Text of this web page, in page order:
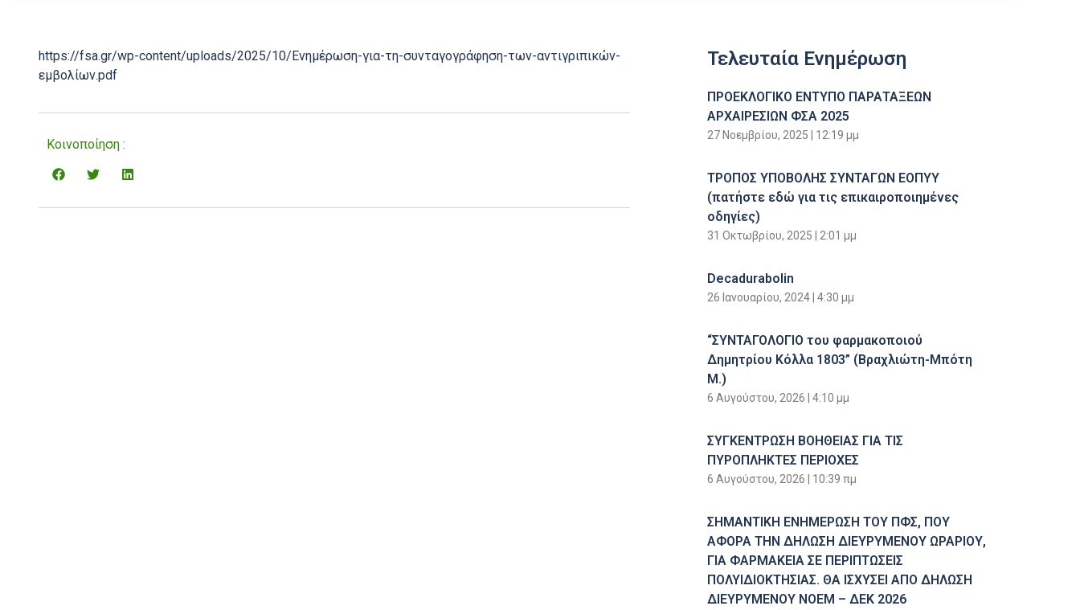
https://fsa.gr/wp-content/uploads/2025/10/Ενημέρωση-για-τη-συνταγογράφηση-των-αντιγριπικών-
εμβολίων.pdf
Κοινοποίηση :
Τελευταία Ενημέρωση
ΠΡΟΕΚΛΟΓΙΚΟ ΕΝΤΥΠΟ ΠΑΡΑΤΑΞΕΩΝ
ΑΡΧΑΙΡΕΣΙΩΝ ΦΣΑ 2025
27 Νοεμβρίου, 2025 12:19 μμ
ΤΡΟΠΟΣ ΥΠΟΒΟΛΗΣ ΣΥΝΤΑΓΩΝ ΕΟΠΥΥ
(πατήστε εδώ για τις επικαιροποιημένες
οδηγίες)
31 Οκτωβρίου, 2025 2:01 μμ
Decadurabolin
26 Ιανουαρίου, 2024 4:30 μμ
“ΣΥΝΤΑΓΟΛΟΓΙΟ του φαρμακοποιού
Δημητρίου Κόλλα 1803” (Βραχλιώτη-Μπότη
Μ.)
6 Αυγούστου, 2026 4:10 μμ
ΣΥΓΚΕΝΤΡΩΣΗ ΒΟΗΘΕΙΑΣ ΓΙΑ ΤΙΣ
ΠΥΡΟΠΛΗΚΤΕΣ ΠΕΡΙΟΧΕΣ
6 Αυγούστου, 2026 10:39 πμ
ΣΗΜΑΝΤΙΚΗ ΕΝΗΜΕΡΩΣΗ ΤΟΥ ΠΦΣ, ΠΟΥ
ΑΦΟΡΑ ΤΗΝ ΔΗΛΩΣΗ ΔΙΕΥΡΥΜΕΝΟΥ ΩΡΑΡΙΟΥ,
ΓΙΑ ΦΑΡΜΑΚΕΙΑ ΣΕ ΠΕΡΙΠΤΩΣΕΙΣ
ΠΟΛΥΙΔΙΟΚΤΗΣΙΑΣ. ΘΑ ΙΣΧΥΣΕΙ ΑΠΟ ΔΗΛΩΣΗ
ΔΙΕΥΡΥΜΕΝΟΥ ΝΟΕΜ – ΔΕΚ 2026